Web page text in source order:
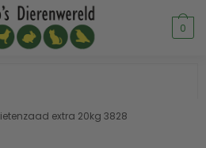
0
extra 20kg 3828